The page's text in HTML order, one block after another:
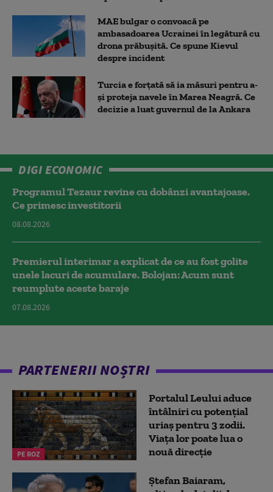
MAE bulgar o convoacă pe
ambasadoarea Ucrainei în legătură cu
drona prăbuşită. Ce spune Kievul
despre incident
Turcia e forțată să ia măsuri pentru a-
și proteja navele în Marea Neagră. Ce
decizie a luat guvernul de la Ankara
DIGI ECONOMIC
Programul Tezaur revine cu dobânzi avantajoase.
Ce primesc investitorii
08.08.2026
Premierul interimar a explicat de ce au fost golite
unele lacuri de acumulare. Bolojan: Acum sunt
reumplute aceste baraje
07.08.2026
PARTENERII NOȘTRI
PE ROZ
Portalul Leului aduce
întâlniri cu potențial
uriaș pentru 3 zodii.
Viața lor poate lua o
nouă direcție
Ștefan Baiaram,